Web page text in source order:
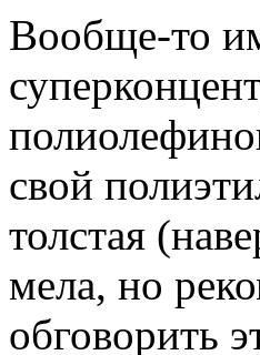
Вообще-то
свой
толстая
мела, но
обговорить